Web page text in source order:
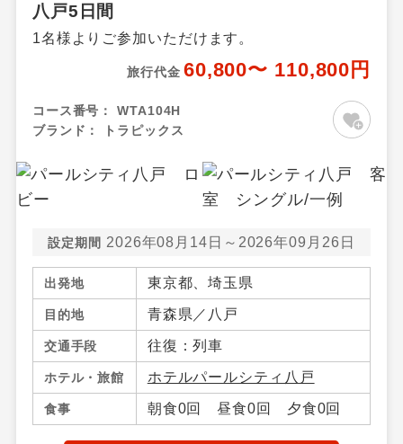
八戸5日間
1名様よりご参加いただけます。
旅行代金 60,800〜 110,800円
コース番号：
WTA104H
ブランド：
トラピックス
設定期間 2026年08月14日～2026年09月26日
出発地 東京都、埼玉県
目的地 青森県／八戸
交通手段 往復：列車
ホテル・旅館 ホテルパールシティ八戸
食事 朝食0回 昼食0回 夕食0回